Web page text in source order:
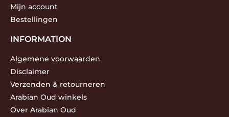
Mijn account
Bestellingen
INFORMATION
Algemene voorwaarden
Disclaimer
Verzenden & retourneren
Arabian Oud winkels
Over Arabian Oud